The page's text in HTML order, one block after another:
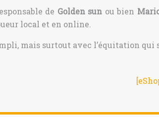
de Golden sun ou bien
local et en online.
mais surtout avec l’équitation qui